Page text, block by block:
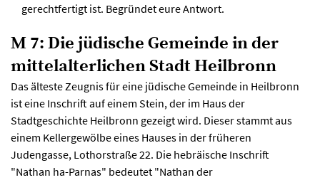
gerechtfertigt ist. Begründet eure Antwort.
M 7: Die jüdische Gemeinde in der
mittelalterlichen Stadt Heilbronn
Das älteste Zeugnis für eine jüdische Gemeinde in Heilbronn
ist eine Inschrift auf einem Stein, der im Haus der
Stadtgeschichte Heilbronn gezeigt wird. Dieser stammt aus
einem Kellergewölbe eines Hauses in der früheren
Judengasse, Lothorstraße 22. Die hebräische Inschrift
"Nathan ha-Parnas" bedeutet "Nathan der